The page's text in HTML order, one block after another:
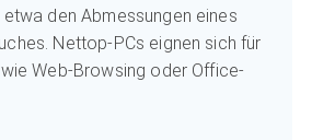
den Abmessungen eines
Nettop-PCs eignen sich für
Web-Browsing oder Office-